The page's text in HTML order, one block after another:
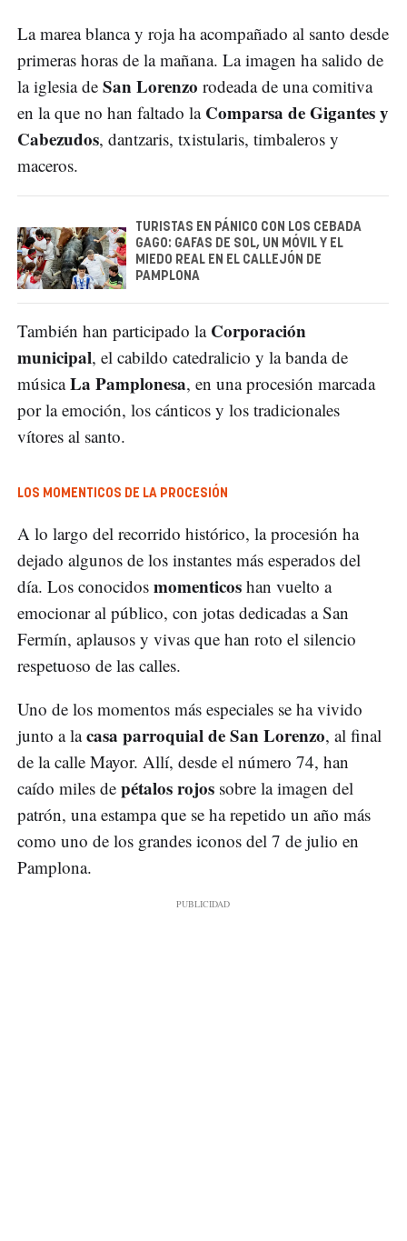
La marea blanca y roja ha acompañado al santo desde
primeras horas de la mañana. La imagen ha salido de
la iglesia de San Lorenzo rodeada de una comitiva
en la que no han faltado la Comparsa de Gigantes y
Cabezudos, dantzaris, txistularis, timbaleros y
maceros.
TURISTAS EN PÁNICO CON LOS CEBADA
GAGO: GAFAS DE SOL, UN MÓVIL Y EL
MIEDO REAL EN EL CALLEJÓN DE
PAMPLONA
También han participado la Corporación
municipal, el cabildo catedralicio y la banda de
músicaLa Pamplonesa, en una procesión marcada
por la emoción, los cánticos y los tradicionales
vítores al santo.
LOS MOMENTICOS DE LA PROCESIÓN
A lo largo del recorrido histórico, la procesión ha
dejado algunos de los instantes más esperados del
día. Los conocidos momenticos han vuelto a
emocionar al público, con jotas dedicadas a San
Fermín, aplausos y vivas que han roto el silencio
respetuoso de las calles.
Uno de los momentos más especiales se ha vivido
junto a lacasa parroquial de San Lorenzo, al final
de la calle Mayor. Allí, desde el número 74, han
caído miles de pétalos rojos sobre la imagen del
patrón, una estampa que se ha repetido un año más
como uno de los grandes iconos del 7 de julio en
Pamplona.